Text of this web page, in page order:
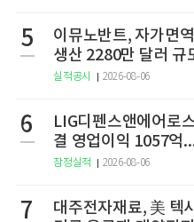
5
이뮤노반트, 자가면
생산 2280만 달러 규
실적공시 2026-08-06
6
LIG디펜스앤에어로
결 영업이익 1057억
잠정실적 2026-08-06
7
대주전자재료, 美 텍